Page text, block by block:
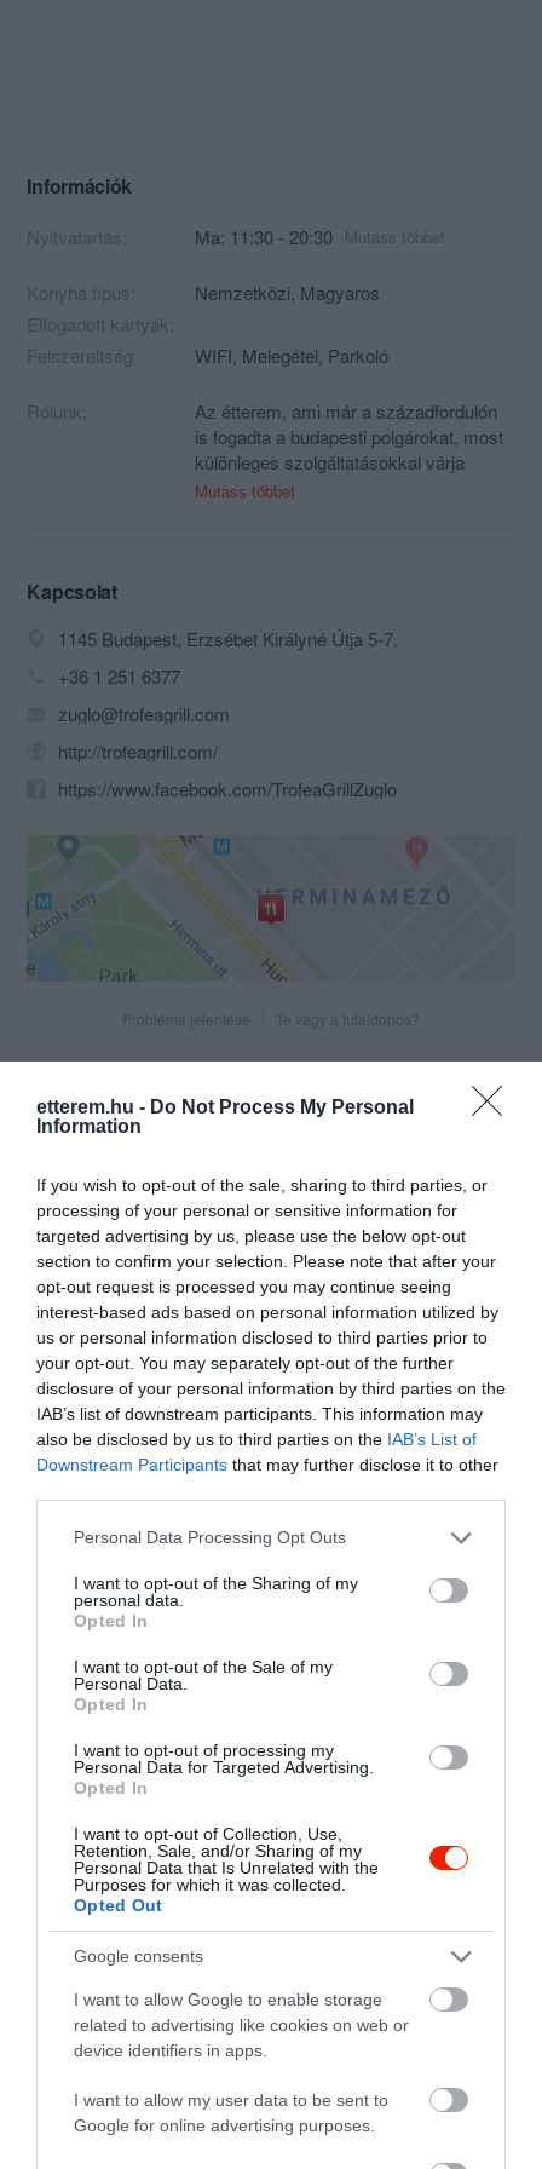
etterem.hu - Do Not Process My Personal
Information
If you wish to opt-out of the sale, sharing to third parties, or
processing of your personal or sensitive information for
targeted advertising by us, please use the below opt-out
section to confirm your selection. Please note that after your
opt-out request is processed you may continue seeing
interest-based ads based on personal information utilized by
us or personal information disclosed to third parties prior to
your opt-out. You may separately opt-out of the further
disclosure of your personal information by third parties on the
IAB’s list of downstream participants. This information may
also be disclosed by us to third parties on the IAB’s List of
Downstream Participants that may further disclose it to other
Please note that this website/app uses one or more Google
not limited to your visit or usage behaviour. You may click to
grant or deny consent to Google and its third-party tags to
use your data for below specified purposes in below Google
consent section.
Personal Data Processing Opt Outs
I want to opt-out of the Sharing of my
personal data.
Opted In
I want to opt-out of the Sale of my
Personal Data.
Opted In
I want to opt-out of processing my
Personal Data for Targeted Advertising.
Opted In
I want to opt-out of Collection, Use,
Retention, Sale, and/or Sharing of my
Personal Data that Is Unrelated with the
Purposes for which it was collected.
Opted Out
Google consents
I want to allow Google to enable storage
related to advertising like cookies on web or
device identifiers in apps.
I want to allow my user data to be sent to
Google for online advertising purposes.
Információk
Nyitvatartás: Ma: 11:30 - 20:30 Mutass többet
Konyha típus: Nemzetközi, Magyaros
Elfogadott kártyák:
Felszereltség:
WIFI, Melegétel, Parkoló
Rólunk:
Az étterem, ami már a századfordulón
is fogadta a budapesti polgárokat, most
különleges szolgáltatásokkal várja
Önöket! Varázslatos svédasztalt
és italból!
előnyeit és válogasson saját ízlése
szerint a különböző ínyencségek között!
Bőséges kínálatunkban a hideg és
meleg előételektől kezdve, főételek
fogás megtalálható. A hagyományos
magyaros ételek kedvelői éppúgy
megtalálják kedvenceiket, mint a
nemzetközi-, és reformkonyha hívei,
vagy a vegetáriánusok. A svédasztal
részeként számos különböző pácban
találhatóak, amelyeket szakácsaink az
Hétfőtől - csütörtökig vacsoraidőben:
5900 Ft / fő
Péntek vacsoraidőben, szombaton és
ünnepnapokon egész nap,
Vasárnap 11:30 - 17:00 - ig: 7000 Ft / fő
Az étteremben bankkártyás fizetésre
nincsen lehetőség!
VACSORA AKCIÓ: Hétfőtől -
csütörtökig: 21:00 - 23:00 | 4900 Ft / fő
Péntektől - szombatig: 22:00 - 24:00 |
6000 Ft / fő
Vasárnap: 17:30 - 20:30 | 6000 Ft / fő
Az árváltoztatás jogát fenntartjuk!
- 14:15 és 14:30 - 17:00
Péntek: 12:00 - 14:15 és 14:30 - 17:00
VACSORAIDŐ: Hétfőtől - Csütörtökig:
Péntek - Szombat: 17:30 - 24:00
Vasárnap: 17:30 - 20:30
150 cm-es magasságig 50%
kedvezmény!
Minden vasárnap játszóház óvónénivel!
Minden ünnepi alkalomra ajándék
csokitorta a létszámnak megfelelő
méretben (legalább 1 napos előfoglalás
esetén).
Mutass többet
Kapcsolat
1145 Budapest, Erzsébet Királyné Útja 5-7.
+36 1 251 6377
zuglo@trofeagrill.com
http://trofeagrill.com/
https://www.facebook.com/TrofeaGrillZuglo
Probléma jelentése Te vagy a tulajdonos?
Értékelések Értékeld Te is
4.2
Összesen 6
5 3
2 1
Georgiades Tunde
2019. Május 6.
Kislanyom szuletesnapjat
unnepeltuk. Nagyon finomak
voltak az etelek, valtozatosak.
A felszolgalok nagyon
figyelmesek es kedvesek,
kedvenc ettermunk!